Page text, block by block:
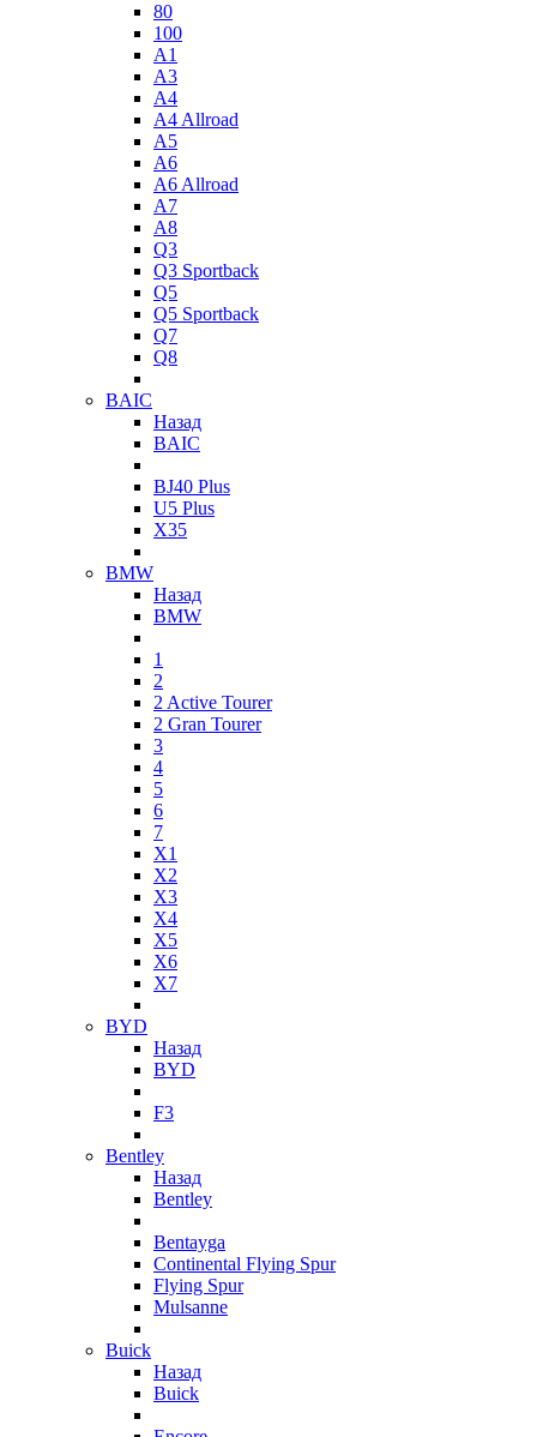
80
100
A1
A3
A4
A4 Allroad
A5
A6
A6 Allroad
A7
A8
Q3
Q3 Sportback
Q5
Q5 Sportback
Q7
Q8
BAIC
Назад
BAIC
BJ40 Plus
U5 Plus
X35
BMW
Назад
BMW
1
2
2 Active Tourer
2 Gran Tourer
3
4
5
6
7
X1
X2
X3
X4
X5
X6
X7
BYD
Назад
BYD
F3
Bentley
Назад
Bentley
Bentayga
Continental Flying Spur
Flying Spur
Mulsanne
Buick
Назад
Buick